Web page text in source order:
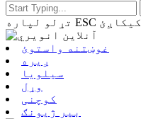
تړلو لپاره ESC کیکاږئ
غوښتنه واستوئ
ږیره
سیلویا
وړل
کوچنی
بیر ژیونګ